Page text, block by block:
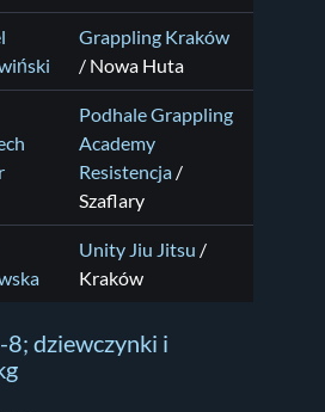
Grappling Kraków
/ Nowa Huta
Podhale Grappling
Academy
Resistencja /
Szaflary
Unity Jiu Jitsu /
Kraków
8; dziewczynki i